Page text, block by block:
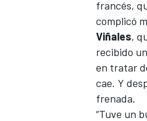
MÁS
francés,
complicó
Viñales,
recibido
en tratar
cae. Y
frenada.
“Tuve un